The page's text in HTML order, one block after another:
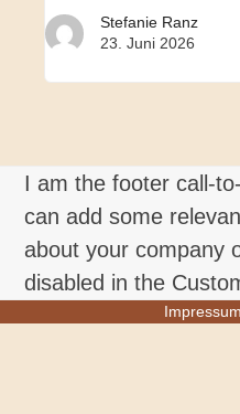
Stefanie Ranz
23. Juni 2026
I am the footer call-
can add some
about your company
disabled in the
Impressum